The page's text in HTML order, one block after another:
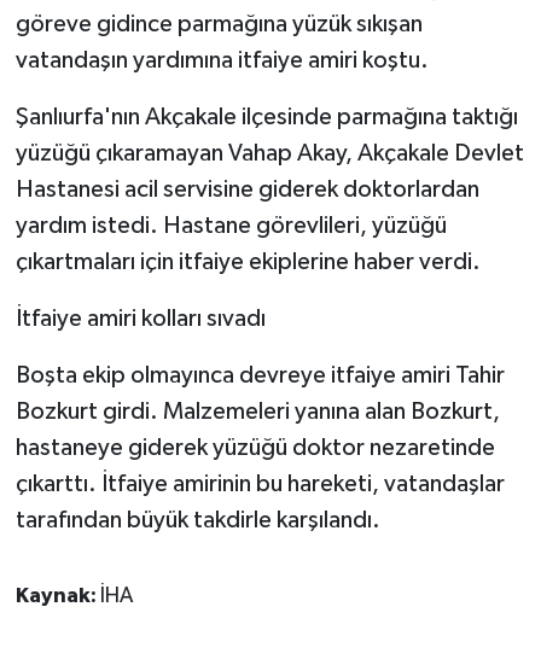
göreve gidince parmağına yüzük sıkışan
vatandaşın yardımına itfaiye amiri koştu.
Şanlıurfa'nın Akçakale ilçesinde parmağına taktığı
yüzüğü çıkaramayan Vahap Akay, Akçakale Devlet
Hastanesi acil servisine giderek doktorlardan
yardım istedi. Hastane görevlileri, yüzüğü
çıkartmaları için itfaiye ekiplerine haber verdi.
İtfaiye amiri kolları sıvadı
Boşta ekip olmayınca devreye itfaiye amiri Tahir
Bozkurt girdi. Malzemeleri yanına alan Bozkurt,
hastaneye giderek yüzüğü doktor nezaretinde
çıkarttı. İtfaiye amirinin bu hareketi, vatandaşlar
tarafından büyük takdirle karşılandı.
Kaynak: İHA
GENEL
GÜNDEM
Güvenlik
İş Dünyası
Jandarma
Kadın